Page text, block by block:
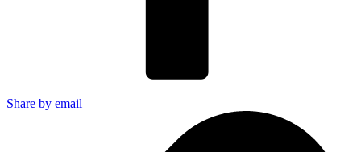
Share by email